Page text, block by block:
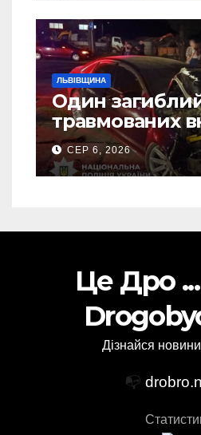
ЛЬВІВЩИНА
Один
травмованих
ДТП на
СЕР 6, 2026
Це Дро
Дізнайся
📭